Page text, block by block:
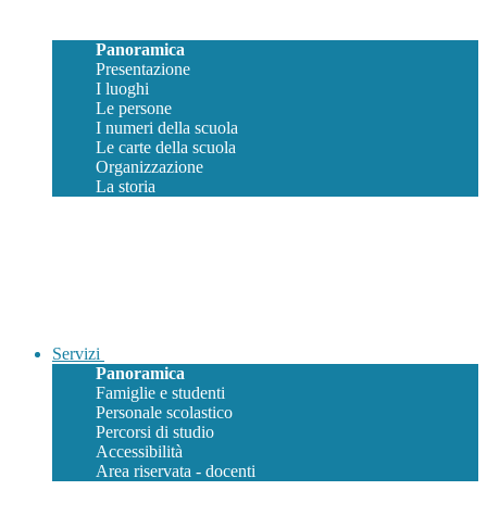
Panoramica
Presentazione
I luoghi
Le persone
I numeri della scuola
Le carte della scuola
Organizzazione
La storia
Servizi
Panoramica
Famiglie e studenti
Personale scolastico
Percorsi di studio
Accessibilità
Area riservata - docenti